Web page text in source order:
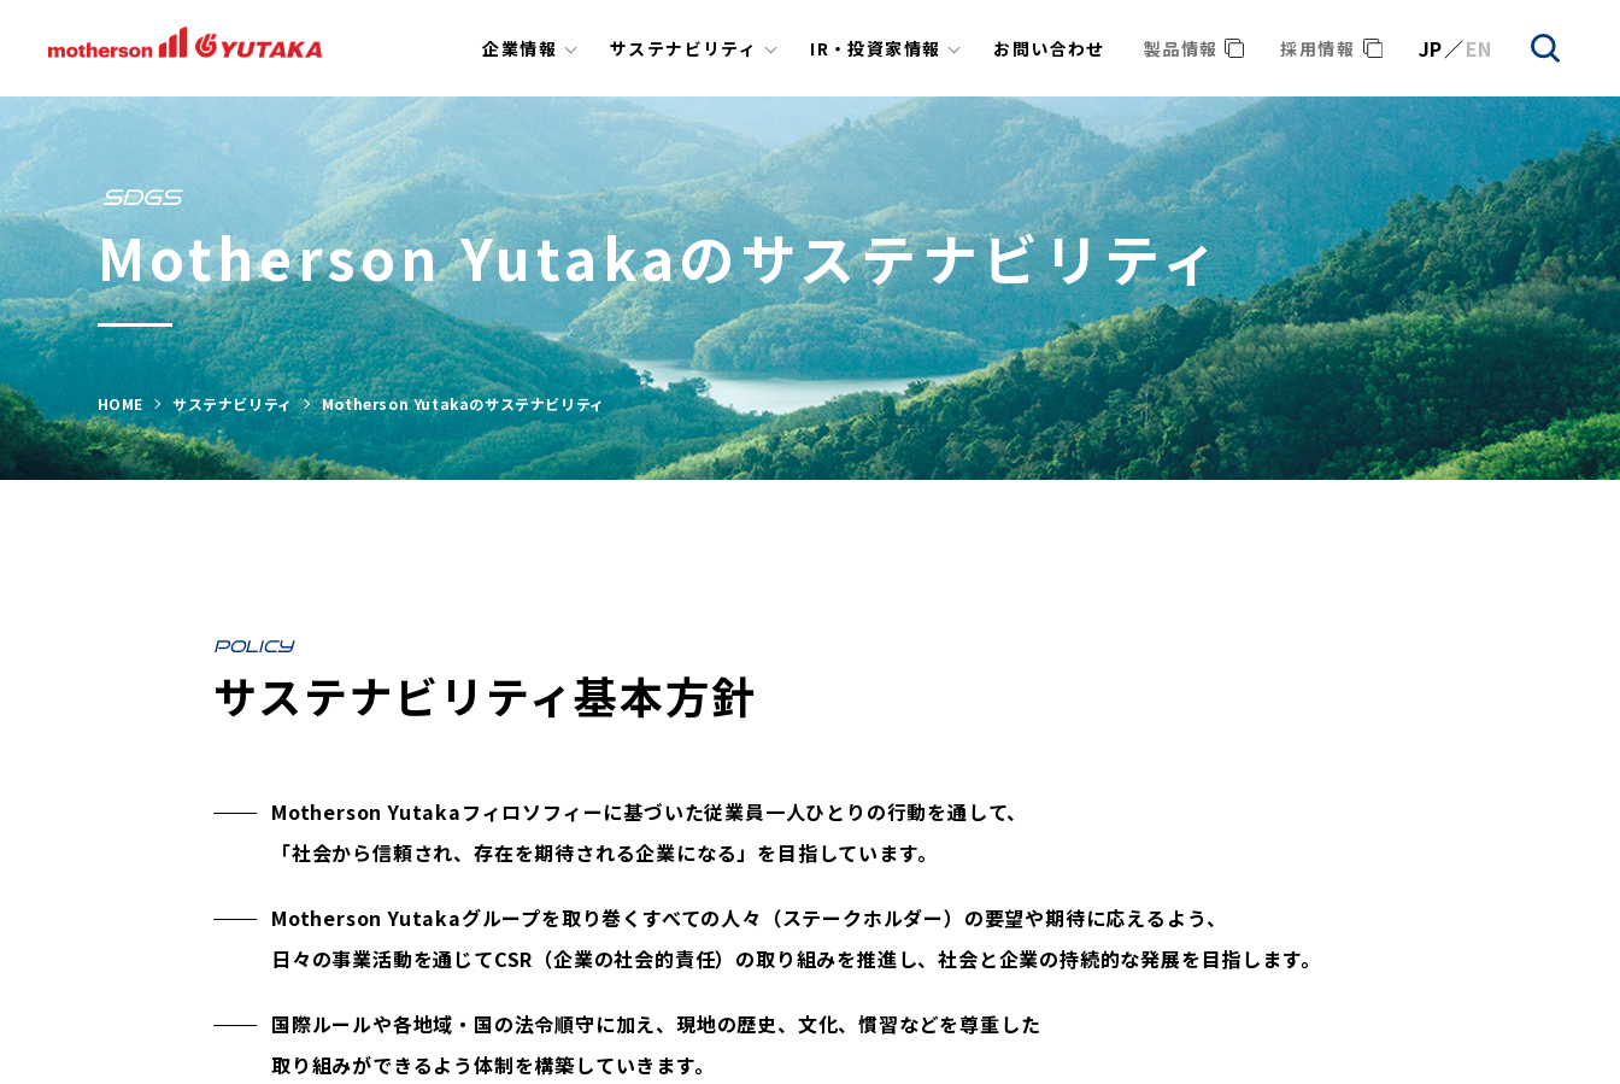
企業情報 サステナビリティ IR・投資家情報 お問い合わせ 製品情報 採用情報 JP EN
SDGS
Motherson Yutakaのサステナビリティ
HOME サステナビリティ Motherson Yutakaのサステナビリティ
POLICY
サステナビリティ基本方針
Motherson Yutakaフィロソフィーに基づいた従業員一人ひとりの行動を通して、
「社会から信頼され、存在を期待される企業になる」を目指しています。
Motherson Yutakaグループを取り巻くすべての人々（ステークホルダー）の要望や期待に応えるよう、
日々の事業活動を通じてCSR（企業の社会的責任）の取り組みを推進し、社会と企業の持続的な発展を目指します。
国際ルールや各地域・国の法令順守に加え、現地の歴史、文化、慣習などを尊重した
取り組みができるよう体制を構築していきます。